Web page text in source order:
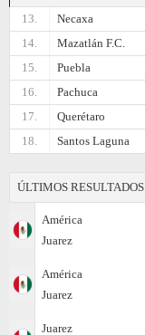
13.
Necaxa
14.
Mazatlán F.C.
15.
Puebla
16.
Pachuca
17.
Querétaro
18.
Santos Laguna
ÚLTIMOS RESULTADOS
América
Juаrez
América
Juаrez
Juаrez